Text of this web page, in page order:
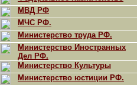
МВД РФ
МЧС РФ.
Министерство труда РФ.
Министерство Иностранных
Дел РФ.
Министерство Культуры
Министерство юстиции РФ.